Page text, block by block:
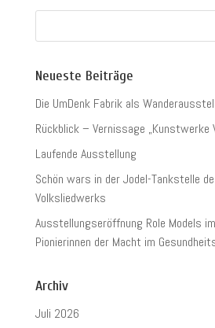
Neueste Beiträge
Die UmDenk Fabrik als
Rückblick – Vernissage „Kunstwerke
Laufende Ausstellung
Schön wars in der Jodel-Tankstelle
Volksliedwerks
Ausstellungseröffnung Role Models
Pionierinnen der Macht im
Archiv
Juli 2026